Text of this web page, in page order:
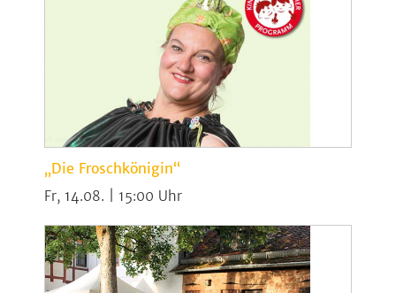
„Die Froschkönigin“
Fr, 14.08. | 15:00